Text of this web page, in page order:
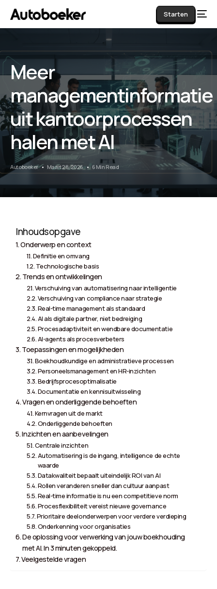
Starten
Meer
managementinformatie
uit kantoorprocessen
halen met AI
Autoboeker Maart 28, 2026 6 Min Read
Inhoudsopgave
Onderwerp en context
Definitie en omvang
Technologische basis
Trends en ontwikkelingen
Verschuiving van automatisering naar intelligentie
Verschuiving van compliance naar strategie
Real-time management als standaard
AI als digitale partner, niet bedreiging
Procesadaptiviteit en wendbare documentatie
AI-agents als procesverbeters
Toepassingen en mogelijkheden
Boekhoudkundige en administratieve processen
Personeelsmanagement en HR-inzichten
Bedrijfsprocesoptimalisatie
Documentatie en kennisuitwisseling
Vragen en onderliggende behoeften
Kernvragen uit de markt
Onderliggende behoeften
Inzichten en aanbevelingen
Centrale inzichten
Automatisering is de ingang, intelligence de echte
waarde
Datakwaliteit bepaalt uiteindelijk ROI van AI
Rollen veranderen sneller dan cultuur aanpast
Real-time informatie is nu een competitieve norm
Procesflexibiliteit vereist nieuwe governance
Prioritaire deelonderwerpen voor verdere verdieping
Onderkenning voor organisaties
De oplossing voor verwerking van jouw boekhouding
met AI. In 3 minuten gekoppeld.
Veelgestelde vragen